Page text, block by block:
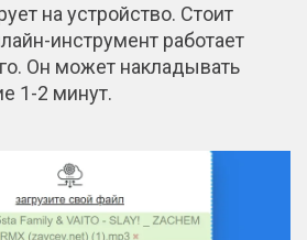
на устройство. Стоит
инструмент работает
Он может накладывать
1-2 минут.